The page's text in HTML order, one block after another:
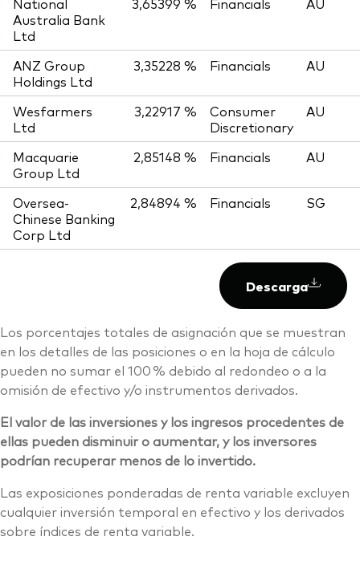
Australia Bank
Ltd
ANZ Group
Holdings Ltd
3,35228 % Financials AU
Wesfarmers
Ltd
3,22917 %
Consumer
Discretionary
AU
Macquarie
Group Ltd
2,85148 % Financials AU
Oversea-
Chinese Banking
Corp Ltd
2,84894 % Financials SG
Descarga
Los porcentajes totales de asignación que se muestran
en los detalles de las posiciones o en la hoja de cálculo
pueden no sumar el 100 % debido al redondeo o a la
omisión de efectivo y/o instrumentos derivados.
El valor de las inversiones y los ingresos procedentes de
ellas pueden disminuir o aumentar, y los inversores
podrían recuperar menos de lo invertido.
Las exposiciones ponderadas de renta variable excluyen
cualquier inversión temporal en efectivo y los derivados
sobre índices de renta variable.